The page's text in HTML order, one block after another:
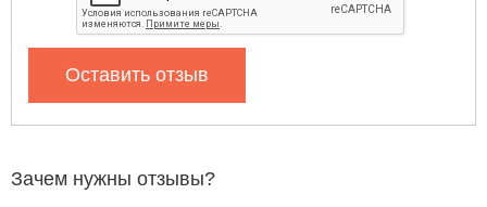
Оставить отзыв
Зачем нужны отзывы?